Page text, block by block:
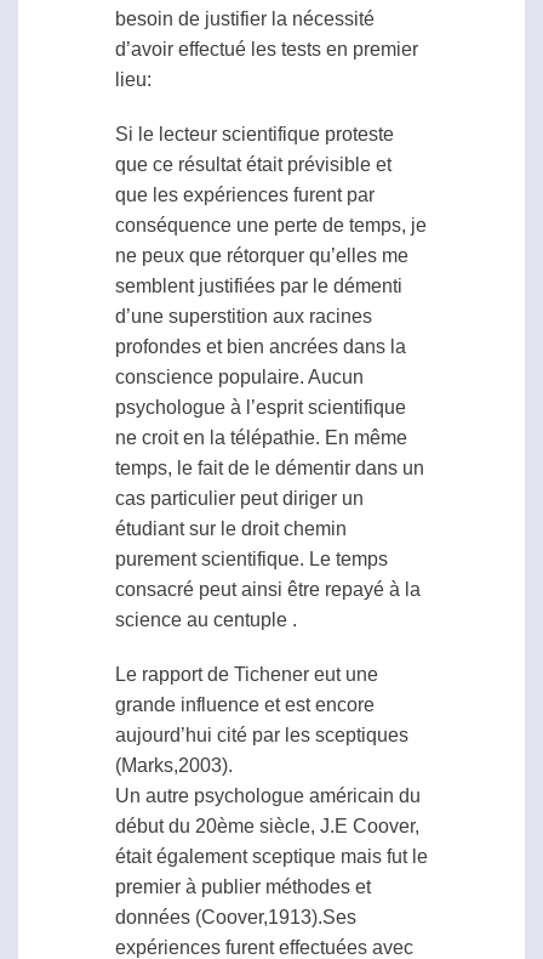
besoin de justifier la nécessité
d’avoir effectué les tests en premier
lieu:
Si le lecteur scientifique proteste
que ce résultat était prévisible et
que les expériences furent par
conséquence une perte de temps, je
ne peux que rétorquer qu’elles me
semblent justifiées par le démenti
d’une superstition aux racines
profondes et bien ancrées dans la
conscience populaire. Aucun
psychologue à l’esprit scientifique
ne croit en la télépathie. En même
temps, le fait de le démentir dans un
cas particulier peut diriger un
étudiant sur le droit chemin
purement scientifique. Le temps
consacré peut ainsi être repayé à la
science au centuple .
Le rapport de Tichener eut une
grande influence et est encore
aujourd’hui cité par les sceptiques
(Marks,2003).
Un autre psychologue américain du
début du 20ème siècle, J.E Coover,
était également sceptique mais fut le
premier à publier méthodes et
données (Coover,1913).Ses
expériences furent effectuées avec